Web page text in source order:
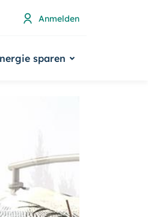
Anmelden
sparen